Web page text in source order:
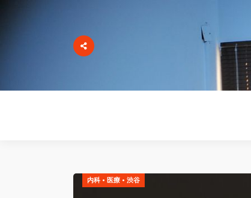
内科 • 医療 • 渋谷